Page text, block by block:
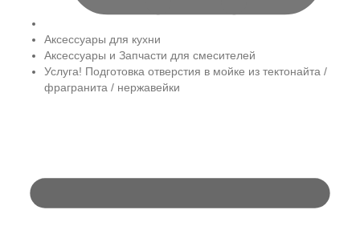
Аксессуары для кухни
Аксессуары и Запчасти для смесителей
Услуга! Подготовка отверстия в мойке из тектонайта /
фрагранита / нержавейки